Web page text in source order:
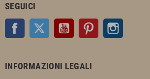
SEGUICI
Facebook Twitter YouTube Pinterest
INFORMAZIONI LEGALI